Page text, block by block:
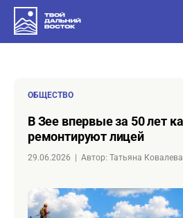
ОБЩЕСТВО
в Зее впервые за 50 лет капитально
ремонтируют лицей
29.06.2026 Автор: Татьяна Ковалева